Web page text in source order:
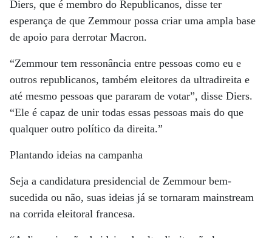
Diers, que é membro do Republicanos, disse ter
esperança de que Zemmour possa criar uma ampla base
de apoio para derrotar Macron.
“Zemmour tem ressonância entre pessoas como eu e
outros republicanos, também eleitores da ultradireita e
até mesmo pessoas que pararam de votar”, disse Diers.
“Ele é capaz de unir todas essas pessoas mais do que
qualquer outro político da direita.”
Plantando ideias na campanha
Seja a candidatura presidencial de Zemmour bem-
sucedida ou não, suas ideias já se tornaram mainstream
na corrida eleitoral francesa.